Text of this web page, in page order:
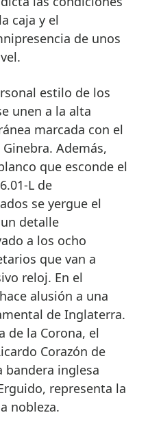
caja y el
de unos
estilo de los
unen a la alta
marcada con el
Además,
que esconde el
L de
se yergue el
detalle
a los ocho
que van a
reloj. En el
alusión a una
de Inglaterra.
de la Corona, el
Corazón de
bandera inglesa
representa la
nobleza.